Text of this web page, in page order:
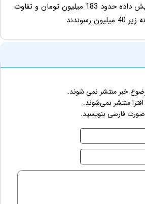
قیمت 725 به 912 افزایش داده حدود 183 میلیون تومان و تفاوت
رسوندند
خبر منتشر نمی شوند.
منتشر نمی‌شوند.
صورت فارسی بنویسید.